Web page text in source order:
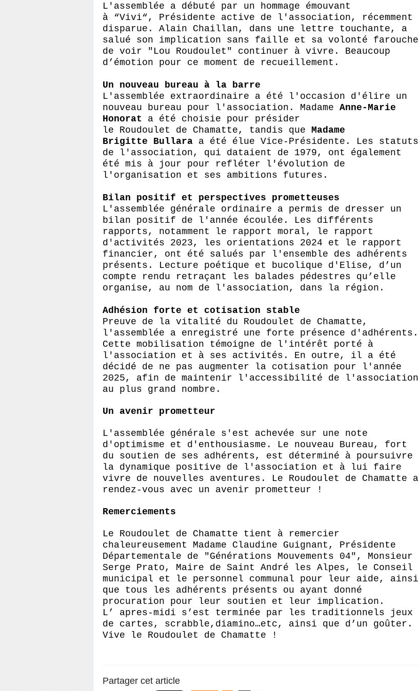
L'assemblée a débuté par un hommage émouvant
à “Vivi“ , Présidente active de l'association,
récemment
disparue. Alain Chaillan, dans une lettre touchante, a
salué son implication sans faille et sa volonté farouche
de voir "Lou Roudoulet " continuer à vivre. Beaucoup
d’émotion
pour ce moment de recueillement.
Un nouveau bureau à la barre
L'assemblée extraordinaire a été l'occasion d'élire un
nouveau bureau pour l'association. Madame Anne-Marie
Honorat a été choisie pour présider
le Roudoulet de Chamatte, tandis que Madame
Brigitte Bullara a été élue Vice-Présidente. Les statuts
de l'association, qui dataient de 1979, ont également
été mis à jour pour refléter l'évolution de
l'organisation et ses ambitions futures.
Bilan positif et perspectives prometteuses
L'assemblée générale ordinaire a permis de dresser un
bilan positif de l'année écoulée. Les différents
rapports, notamment le rapport moral, le rapport
d'activités 2023, les orientations 2024 et le rapport
financier, ont été salués par l'ensemble des adhérents
présents. Lecture poétique et bucolique d' Elise, d’un
compte rendu retraçant les balades pédestres qu’elle
organise, au nom de l'association, dans la région.
Adhésion forte et cotisation stable
Preuve de la vitalité du Roudoulet de Chamatte,
l'assemblée a enregistré une forte présence d'adhérents.
Cette mobilisation témoigne de l'intérêt porté à
l'association et à ses activités. En outre, il a été
décidé de ne pas augmenter la cotisation pour l'année
2025, afin de maintenir l'accessibilité de l'association
au plus grand nombre.
Un avenir prometteur
L'assemblée générale s'est achevée sur une note
d'optimisme et d'enthousiasme. Le nouveau Bureau, fort
du soutien de ses adhérents, est déterminé à poursuivre
la dynamique positive de l'association et à lui faire
vivre de nouvelles aventures.
Le Roudoulet de Chamatte a
rendez-vous avec un avenir prometteur !
Remerciements
Le Roudoulet de Chamatte tient à remercier
chaleureusement Madame Claudine Guignant, Présidente
Départementale de "Générations Mouvements 04", Monsieur
Serge Prato, Maire de Saint André les Alpes,
le Conseil
municipal et le personnel communal pour leur aide, ainsi
que tous les adhérents présents ou ayant donné
procuration pour leur soutien et leur implication.
L’ apres-midi s’est terminée par les traditionnels jeux
de cartes, scrabble,diamino…etc, ainsi que d’un goûter.
Vive le Roudoulet de Chamatte !
Partager cet article